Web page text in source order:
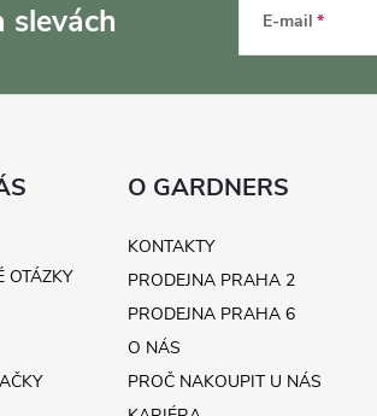
slevách E-mail
OTÁZKY
O GARDNERS
KONTAKTY
PRODEJNA PRAHA 2
PRODEJNA PRAHA 6
O NÁS
PROČ NAKOUPIT U NÁS